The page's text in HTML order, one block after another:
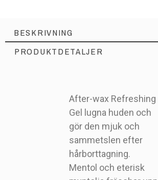
BESKRIVNING
PRODUKTDETALJER
After-wax Refreshing
Gel lugna huden och
gör den mjuk och
sammetslen efter
hårborttagning.
Mentol och eterisk
Artikelnr0183